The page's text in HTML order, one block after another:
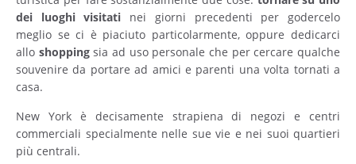
dei luoghi visitati nei giorni precedenti per godercelo
meglio se ci è piaciuto particolarmente, oppure dedicarci
allo shoppingsia ad uso personale che per cercare qualche
souvenire da portare ad amici e parenti una volta tornati a
casa.
New York è decisamente strapiena di negozi e centri
commerciali specialmente nelle sue vie e nei suoi quartieri
più centrali.